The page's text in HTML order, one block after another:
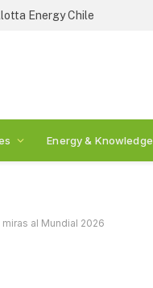
Energy Chile
Energy & Knowledge
al Mundial 2026